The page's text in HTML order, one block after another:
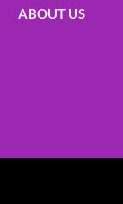
ABOUT US